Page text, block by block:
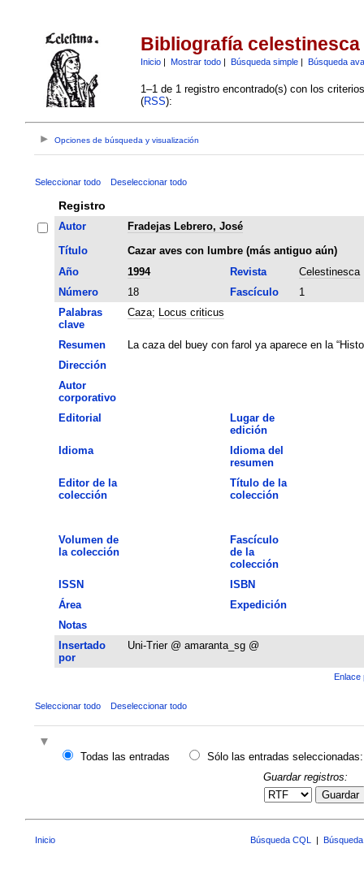
Bibliografía celestinesca
Inicio| Mostrar todo| Búsqueda simple| Búsqueda
1–1 de 1 registro encontrado(s) con los
(RSS):
Opciones de búsqueda y visualización
Seleccionar todo Deseleccionar todo
Registro
Autor
Fradejas Lebrero, José
Título
Cazar aves con lumbre (más antiguo aún)
Año
1994 Revista
Celestinesca
Número
18 Fascículo
1
Palabras
clave
Caza; Locus criticus
Resumen
La caza del buey con farol ya aparece en la
Dirección
Autor
corporativo
Editorial
Lugar de
edición
Idioma
Idioma del
resumen
Editor de la
colección
Título de la
colección
Volumen de
la colección
Fascículo
de la
colección
ISSN
ISBN
Área
Expedición
Notas
Insertado
por
Uni-Trier @ amaranta_sg @
Enlace
Seleccionar todo Deseleccionar todo
Todas las entradas
Sólo las entradas seleccionadas:
Guardar registros:
Guardar
Inicio Búsqueda CQL